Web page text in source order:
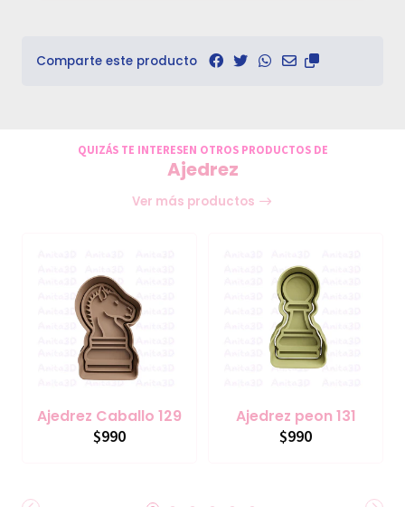
Comparte este producto
QUIZÁS TE INTERESEN OTROS PRODUCTOS DE
Ajedrez
Ver más productos
Ajedrez Caballo 129
$990
Ajedrez peon 131
$990